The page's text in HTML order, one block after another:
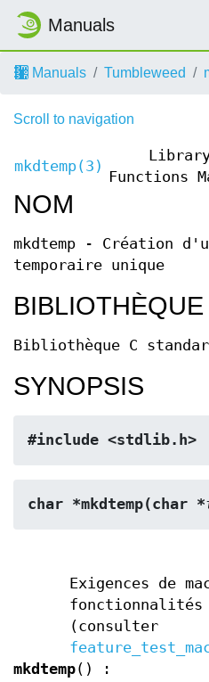
Manuals
Manuals Tumbleweed
Scroll to navigation
mkdtemp(3)
Functions
NOM
mkdtemp - Création
temporaire unique
BIBLIOTHÈQUE
Bibliothèque C
SYNOPSIS
#include <stdlib.h>
char *mkdtemp(char *
Exigences de
(consulter
mkdtemp() :